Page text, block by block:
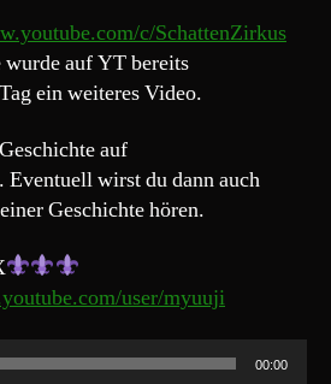
c/SchattenZirkus
auf YT bereits
ein weiteres Video.
auf
. Eventuell wirst du dann auch
Geschichte hören.
user/myuuji
00:00